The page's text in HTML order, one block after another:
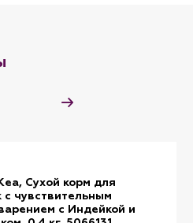
Сухой корм для
с чувствительным
с Индейкой и